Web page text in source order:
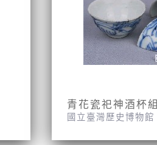
青花瓷祀神酒杯組
國立臺灣歷史博物館